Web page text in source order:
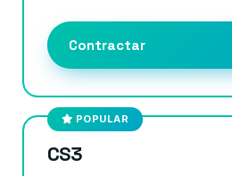
Contractar
POPULAR
CS3